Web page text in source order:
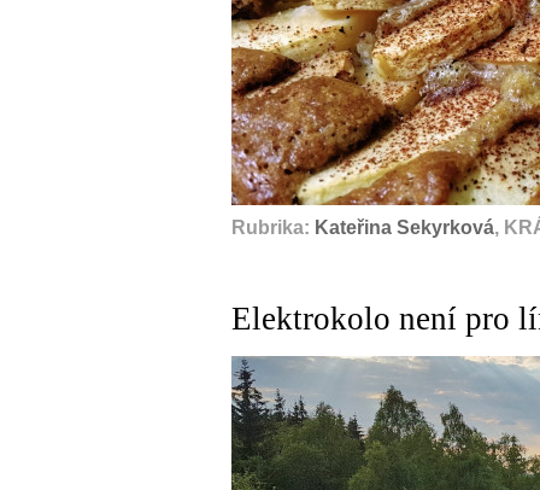
Rubrika: Kateřina Sekyrková,
Elektrokolo není pro